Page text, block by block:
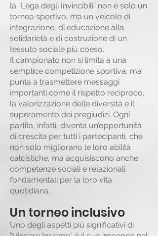
la “Lega degli Invincibili” non è solo un
torneo sportivo, ma un veicolo di
integrazione, di educazione alla
solidarietà e di costruzione di un
tessuto sociale più coeso.
Il campionato non si limita a una
semplice competizione sportiva, ma
punta a trasmettere messaggi
importanti come il rispetto reciproco,
la valorizzazione delle diversità e il
superamento dei pregiudizi. Ogni
partita, infatti, diventa un’opportunità
di crescita per tutti i partecipanti, che
non solo migliorano le loro abilità
calcistiche, ma acquisiscono anche
competenze sociali e relazionali
fondamentali per la loro vita
quotidiana.
Un torneo inclusivo
Uno degli aspetti più significativi di